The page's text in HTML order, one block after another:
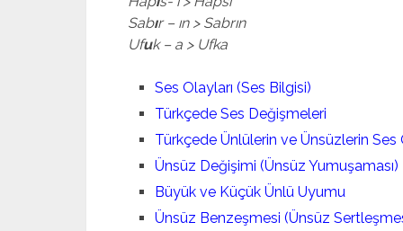
Sabır – ın > Sabrın
Ufuk – a > Ufka
Ses Olayları (Ses Bilgisi)
Türkçede Ses Değişmeleri
Türkçede Ünlülerin ve Ünsüzlerin Ses
Ünsüz Değişimi (Ünsüz Yumuşaması)
Büyük ve Küçük Ünlü Uyumu
Ünsüz Benzeşmesi (Ünsüz